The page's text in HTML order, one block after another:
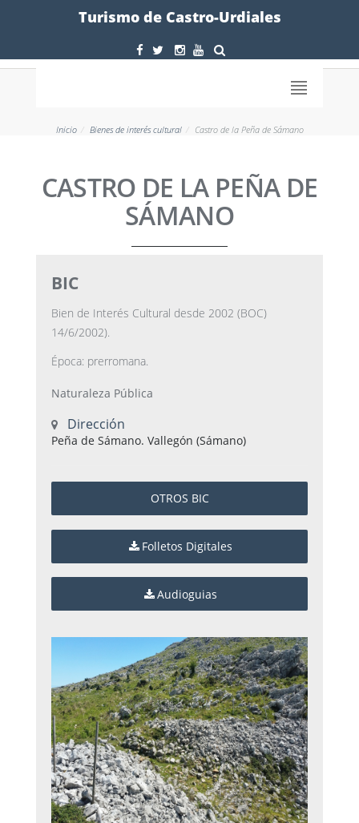
FormularioTurismo de Castro-Urdiales
Inicio Bienes de interés cultural Castro de la Peña de Sámano
CASTRO DE LA PEÑA DE
SÁMANO
BIC
Bien de Interés Cultural desde 2002 (BOC)
14/6/2002).
Época: prerromana.
Naturaleza Pública
Dirección
Peña de Sámano. Vallegón (Sámano)
OTROS BIC
Folletos Digitales
Audioguias